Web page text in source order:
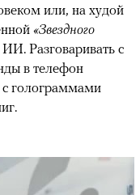
или, на худой
«Звездного
Разговаривать с
в телефон
с голограммами